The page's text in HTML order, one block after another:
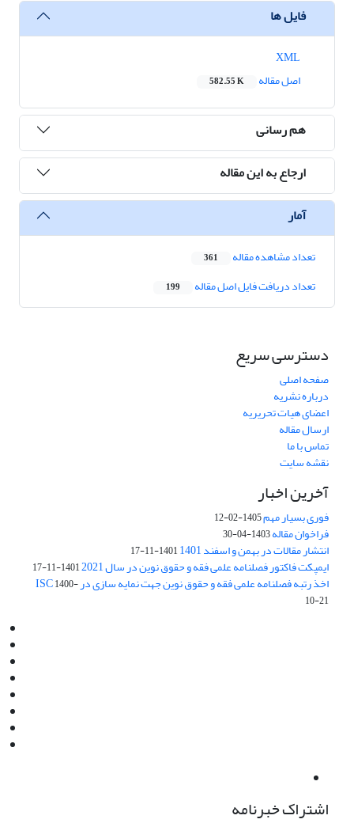
فایل ها
اصل مقاله
582.55 K
هم رسانی
ارجاع به این مقاله
آمار
تعداد مشاهده مقاله 361
تعداد دریافت فایل اصل مقاله 199
دسترسی سریع
صفحه اصلی
درباره نشریه
اعضای هیات تحریریه
ارسال مقاله
تماس با ما
نقشه سایت
آخرین اخبار
فوری بسیار مهم1405-02-12
فراخوان مقاله1403-04-30
انتشار مقالات در بهمن و اسفند 1401 1401-11-17
ایمپکت فاکتور فصلنامه علمی فقه و حقوق نوین در سال 2021 1401-11-17
اخذ رتبه فصلنامه علمی فقه و حقوق نوین جهت نمایه سازی در ISC1400-
10-21
اشتراک خبرنامه